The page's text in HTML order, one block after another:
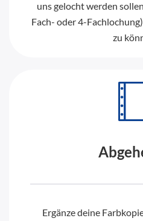
uns gelocht werden
Fach- oder 4-
zu
Ergänze deine